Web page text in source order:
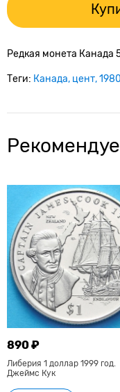
Редкая монета Канада
Теги: Канада цент 1980
890 ₽
Либерия 1 доллар 1999 год.
Джеймс Кук